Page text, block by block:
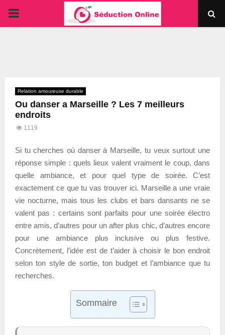
PRIMARY
Relation amoureuse durable
Ou danser a Marseille ? Les 7 meilleurs
endroits
1119
Si tu cherches où danser à Marseille, tu veux surtout une
réponse simple : quels lieux valent vraiment le coup, dans
quelle ambiance, et pour quel type de soirée. C’est
exactement ce que tu vas trouver ici. Marseille a une vraie
vie nocturne, mais tous les clubs et bars dansants ne se
valent pas : certains sont parfaits pour une soirée électro
entre amis, d’autres pour un after plus chic, d’autres encore
pour une ambiance plus inclusive ou plus festive.
Concrètement, l’idée est de t’aider à choisir le bon endroit
selon ton style de sortie, ton budget et l’ambiance que tu
recherches.
Sommaire